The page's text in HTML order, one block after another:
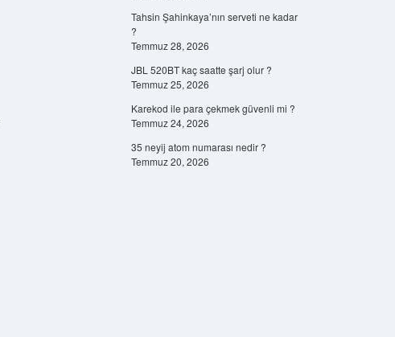
Tahsin Şahinkaya’nın serveti ne kadar
?
Temmuz 28, 2026
JBL 520BT kaç saatte şarj olur ?
Temmuz 25, 2026
Karekod ile para çekmek güvenli mi ?
Temmuz 24, 2026
35 neyij atom numarası nedir ?
Temmuz 20, 2026